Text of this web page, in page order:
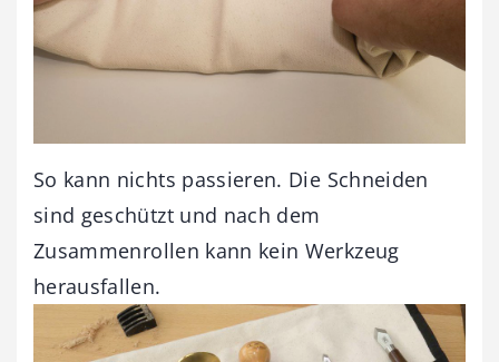
So kann nichts passieren. Die Schneiden
sind geschützt und nach dem
Zusammenrollen kann kein Werkzeug
herausfallen.